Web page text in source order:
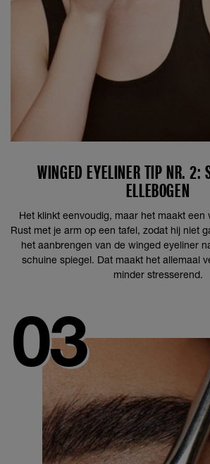
WINGED EYELINER TIP NR. 2:
ELLEBOGEN
Het klinkt eenvoudig, maar het maakt een
Rust met je arm op een tafel, zodat hij niet
het aanbrengen van de winged eyeliner
schuine spiegel. Dat maakt het allemaal
minder stresserend.